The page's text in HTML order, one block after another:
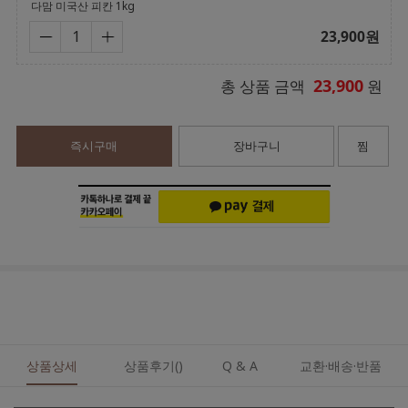
다맘 미국산 피칸 1kg
23,900원
총 상품 금액 23,900 원
즉시구매 장바구니 찜
상품상세 상품후기() Q & A 교환·배송·반품